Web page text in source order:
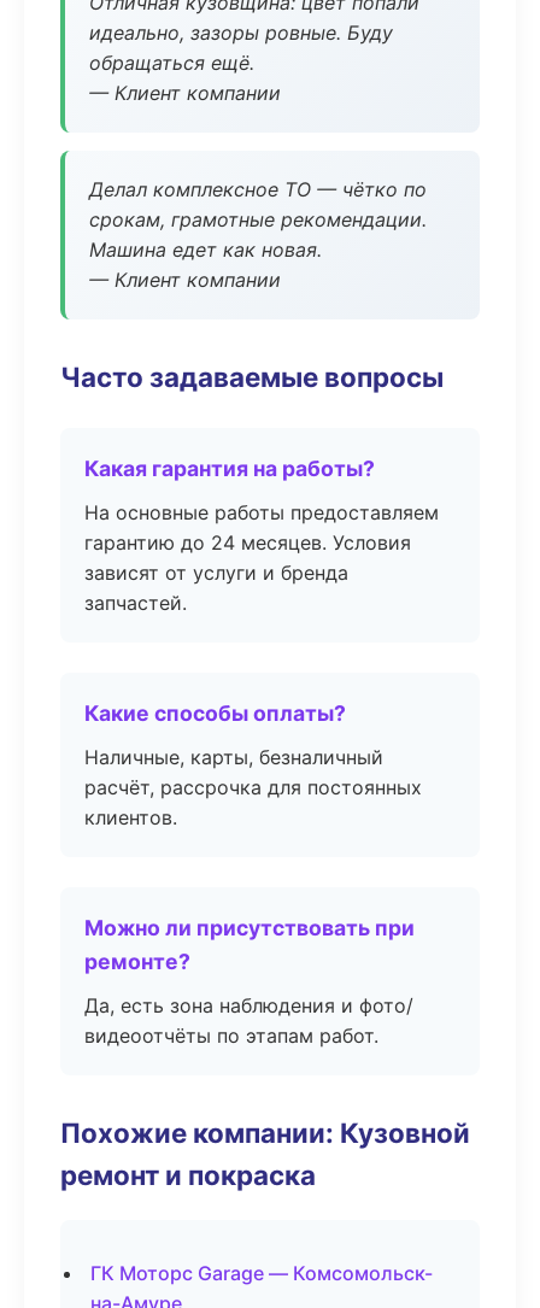
идеально, зазоры ровные. Буду
обращаться ещё.
— Клиент компании
Делал комплексное ТО — чётко по
срокам, грамотные рекомендации.
Машина едет как новая.
— Клиент компании
Часто задаваемые вопросы
Какая гарантия на работы?
На основные работы предоставляем
гарантию до 24 месяцев. Условия
зависят от услуги и бренда
запчастей.
Какие способы оплаты?
Наличные, карты, безналичный
расчёт, рассрочка для постоянных
клиентов.
Можно ли присутствовать при
ремонте?
Да, есть зона наблюдения и фото/
видеоотчёты по этапам работ.
Похожие компании: Кузовной
ремонт и покраска
ГК Моторс Garage — Комсомольск-
на-Амуре